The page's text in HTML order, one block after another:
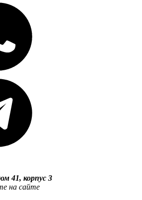
41, корпус 3
на сайте